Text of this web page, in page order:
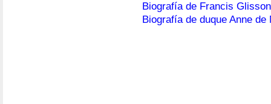
Biografía de Francis Glisson
Biografía de duque Anne de